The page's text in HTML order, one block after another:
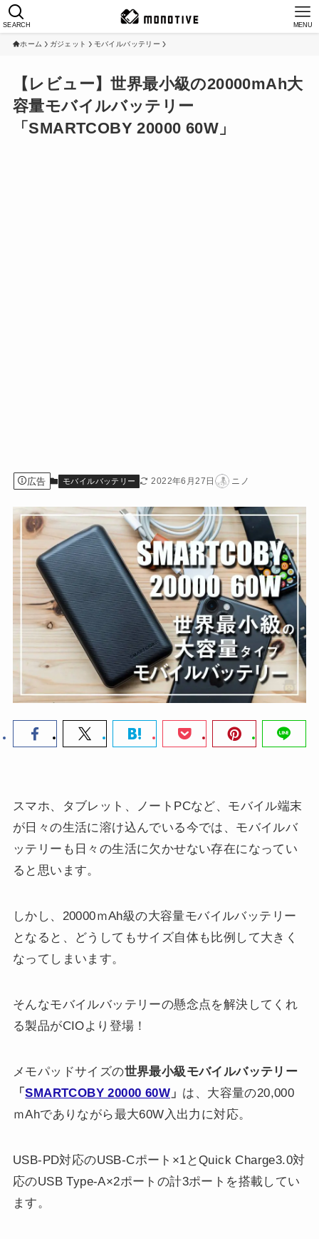
SEARCH MENU
ホーム ガジェット モバイルバッテリー
【レビュー】世界最小級の20000mAh大
容量モバイルバッテリー
「SMARTCOBY 20000 60W」
広告 モバイルバッテリー 2022年6月27日 ニノ
スマホ、タブレット、ノートPCなど、モバイル端末
が日々の生活に溶け込んでいる今では、モバイルバ
ッテリーも日々の生活に欠かせない存在になってい
ると思います。
しかし、20000ｍAh級の大容量モバイルバッテリー
となると、どうしてもサイズ自体も比例して大きく
なってしまいます。
そんなモバイルバッテリーの懸念点を解決してくれ
る製品がCIOより登場！
メモパッドサイズの世界最小級モバイルバッテリー
「SMARTCOBY 20000 60W」 は、大容量の20,000
ｍAhでありながら最大60W入出力に対応。
USB-PD対応のUSB-Cポート×1とQuick Charge3.0対
応のUSB Type-A×2ポートの計3ポートを搭載してい
ます。